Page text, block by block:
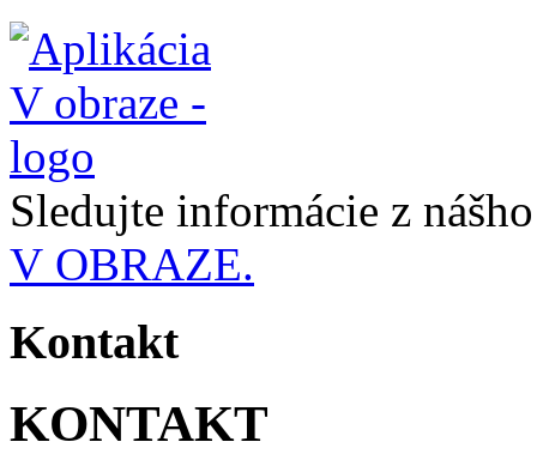
Sledujte informácie z
V OBRAZE.
Kontakt
KONTAKT